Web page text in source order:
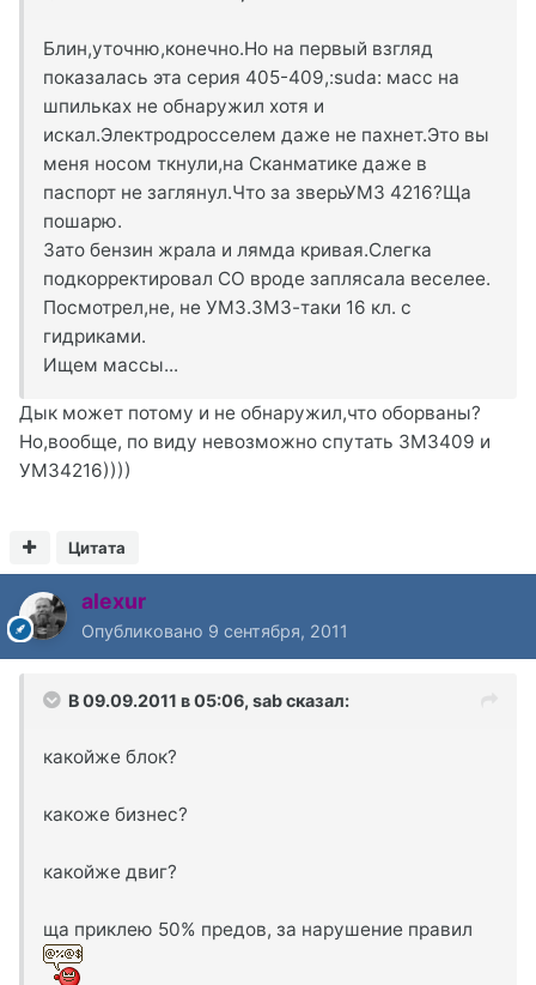
Блин,уточню,конечно.Но на первый взгляд
показалась эта серия 405-409,:suda: масс на
шпильках не обнаружил хотя и
искал.Электродросселем даже не пахнет.Это вы
меня носом ткнули,на Сканматике даже в
паспорт не заглянул.Что за зверьУМЗ 4216?Ща
пошарю.
Зато бензин жрала и лямда кривая.Слегка
подкорректировал СО вроде заплясала веселее.
Посмотрел,не, не УМЗ.ЗМЗ-таки 16 кл. с
гидриками.
Ищем массы...
Дык может потому и не обнаружил,что оборваны?
Но,вообще, по виду невозможно спутать ЗМЗ409 и
УМЗ4216))))
Цитата
alexur
Опубликовано 9 сентября, 2011
В 09.09.2011 в 05:06, sab сказал:
какойже блок?
какоже бизнес?
какойже двиг?
ща приклею 50% предов, за нарушение правил